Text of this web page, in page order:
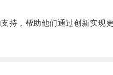
，帮助他们通过创新实现更